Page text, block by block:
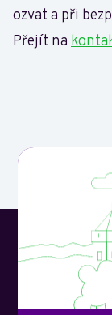
ozvat a při
Přejít na